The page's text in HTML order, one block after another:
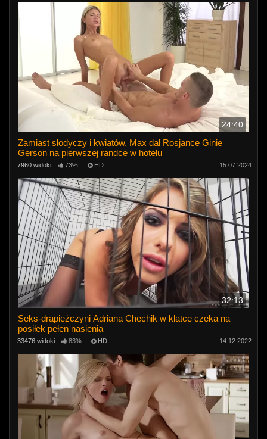
24:40
Zamiast słodyczy i kwiatów, Max dał Rosjance Ginie
Gerson na pierwszej randce w hotelu
7960 widoki 73% HD 15.07.2024
32:13
Seks-drapieżczyni Adriana Chechik w klatce czeka na
posiłek pełen nasienia
33476 widoki 83% HD 14.12.2022